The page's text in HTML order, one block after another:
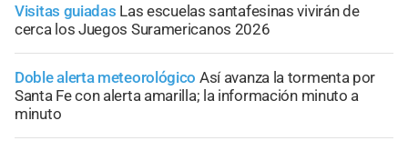
Visitas guiadas Las escuelas santafesinas vivirán de
cerca los Juegos Suramericanos 2026
Doble alerta meteorológico Así avanza la tormenta por
Santa Fe con alerta amarilla; la información minuto a
minuto